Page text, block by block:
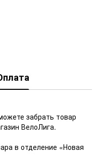
забрать товар
ВелоЛига.
в отделение «Новая